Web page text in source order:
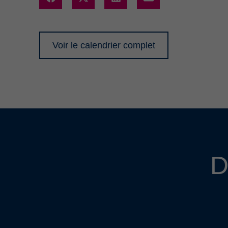
Voir le calendrier complet